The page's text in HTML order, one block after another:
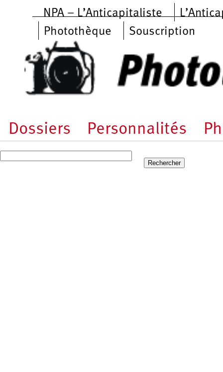
Aller au contenu principal
NPA – L’Anticapitaliste
Photothèque
Souscription
Dossiers Personnalités